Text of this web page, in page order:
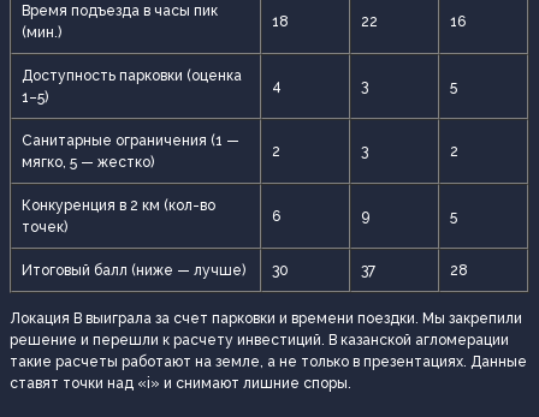
Время подъезда в часы пик
(мин.)
18 22 16
Доступность парковки (оценка
1–5)
4 3 5
Санитарные ограничения (1 —
мягко, 5 — жестко)
2 3 2
Конкуренция в 2 км (кол-во
точек)
6 9 5
Итоговый балл (ниже — лучше) 30 37 28
Локация В выиграла за счет парковки и времени поездки. Мы закрепили
решение и перешли к расчету инвестиций. В казанской агломерации
такие расчеты работают на земле, а не только в презентациях. Данные
ставят точки над «i» и снимают лишние споры.